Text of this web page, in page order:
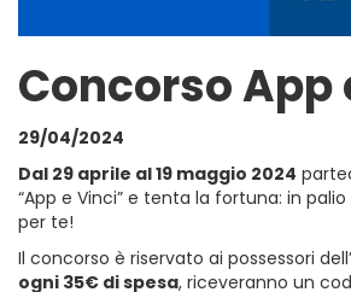
Concorso App
29/04/2024
Dal 29 aprile al 19 maggio 2024
“App e Vinci” e tenta la fortuna: in
per te!
Il concorso è riservato ai possessori
ogni 35€ di spesa, riceveranno un